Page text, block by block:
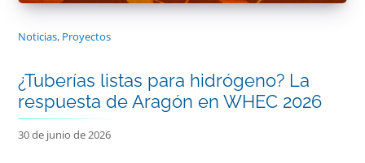
Noticias, Proyectos
¿Tuberías listas para hidrógeno? La
respuesta de Aragón en WHEC 2026
30 de junio de 2026